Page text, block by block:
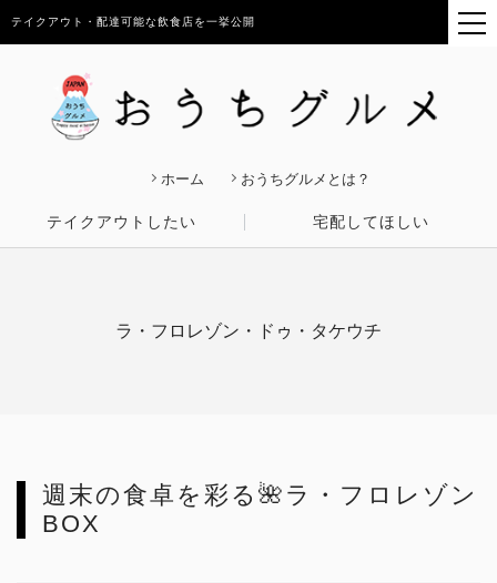
テイクアウト・配達可能な飲食店を一挙公開
ホーム おうちグルメとは？
テイクアウトしたい 宅配してほしい
ラ・フロレゾン・ドゥ・タケウチ
週末の食卓を彩る🌺ラ・フロレゾン
BOX